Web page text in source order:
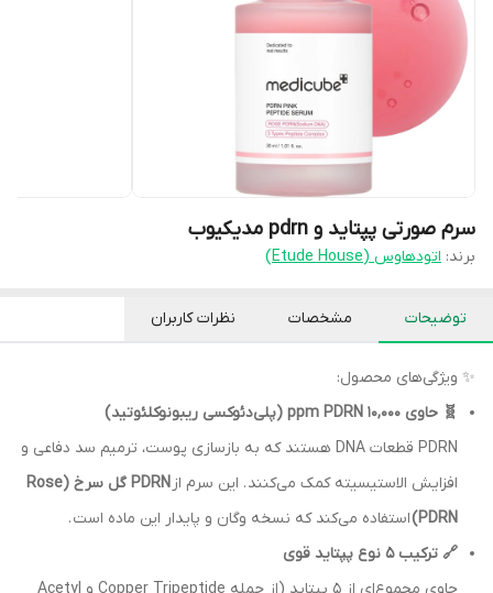
سرم صورتی پپتاید و pdrn مدیکیوب
برند: اتودهاوس (Etude House)
توضیحات مشخصات نظرات کاربران
✨ ویژگی‌های محصول:
🧬 حاوی 10,000 ppm PDRN (پلی‌دئوکسی ریبونوکلئوتید)
PDRN قطعات DNA هستند که به بازسازی پوست، ترمیم سد دفاعی و
افزایش الاستیسیته کمک می‌کنند . این سرم از
PDRN گل سرخ (Rose
PDRN) استفاده می‌کند که نسخه وگان و پایدار این ماده است .
🔗 ترکیب ۵ نوع پپتاید قوی